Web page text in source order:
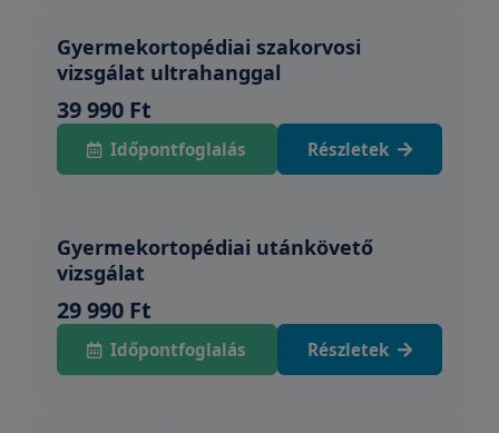
Gyermekortopédiai szakorvosi
vizsgálat ultrahanggal
39 990 Ft
Időpontfoglalás Részletek
Gyermekortopédiai utánkövető
vizsgálat
29 990 Ft
Időpontfoglalás Részletek